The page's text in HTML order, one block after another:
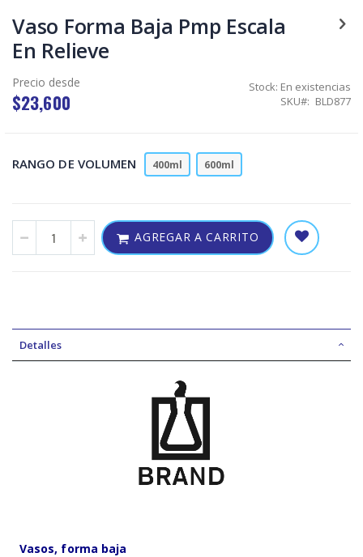
to
the
beginning
of
images
gallery
Vaso Forma Baja Pmp Escala
En Relieve
Precio desde
$23,600
Stock: En existencias
SKU
BLD877
RANGO DE VOLUMEN 400ml 600ml
AGREGAR A CARRITO
Detalles
Vasos, forma baja